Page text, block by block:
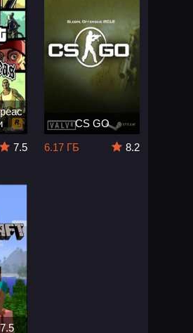
7.5
CS GO
6.17 ГБ
8.2